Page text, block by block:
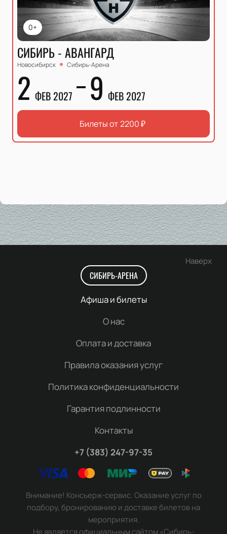
0+
СИБИРЬ - АВАНГАРД
Новосибирск Сибирь-Арена
2 ФЕВ 2027 9 ФЕВ 2027
Билеты от2200₽
Наверх
СИБИРЬ-АРЕНА
Афиша и билеты
О нас
Оплата и доставка
Правила оказания услуг
Политика конфиденциальности
Гарантия подлинности
Контакты
+7 (383) 247-97-35
Внимание! Консьерж-сервис. Оказание услуг по
подбору, бронированию и доставке билетов на
мероприятия.